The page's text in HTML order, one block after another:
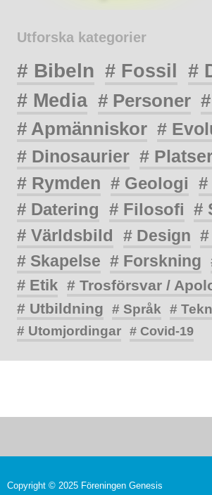
Utforska kategorier
# Bibeln # Fossil #
# Media # Personer
# Apmänniskor #
# Dinosaurier #
# Rymden # Geologi #
# Datering # Filosofi #
# Världsbild
# Design
# Skapelse # Forskning
# Etik # Trosförsvar /
# Utbildning
# Språk #
# Utomjordingar # Covid-19
Copyright © 2025 Föreningen Genesis